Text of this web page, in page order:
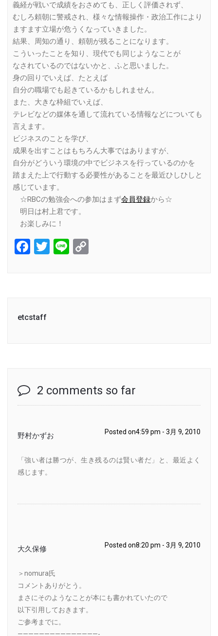
義経が戦いで成績をおさめても、正しく評価されず、
むしろ頼朝に警戒され、様々な情報操作・政治工作により
ますます立場が危うくなっていきました。
結果、周知の通り、頼朝が残ることになります。
こういったことを知り、現代でも同じようなことが
なされているのではないかと、ふと思いました。
身の回りでいえば、たとえば
自分の職場でも起きているかもしれません。
また、大きな枠組でいえば、
テレビなどの媒体を通して流れている情報などについても
言えます。
ビジネスのことを学び、
成果を出すことはもちろん大事ではありますが、
自分がどういう環境の中でビジネスを行っているのかを
踏まえた上で行動する必要性があることを最近ひしひしと
感じています。
☆RBCの勉強会への参加はまず会員登録から☆
明日は村上君です。
お楽しみに！
Facebook
Twitter
Line
etcstaff
2 comments so far
野村かずお Posted on4:59 pm - 3月 9, 2010
「強い者は勝つが、生き残るのは賢い者だ」と、最近よく
感じます。
大久保修 Posted on8:20 pm - 3月 9, 2010
＞nomura氏
コメントありがとう。
まさにそのようなことが本にも書かれていたので
以下引用しておきます。
ご参考までに。
———————————————-